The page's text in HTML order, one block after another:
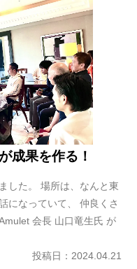
成果を作る！
した。 場所は、なんと東
になっていて、 仲良くさ
会長 山口竜生氏 が
投稿日：2024.04.21